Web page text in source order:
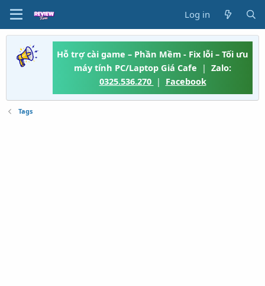
Log in
Hỗ trợ cài game – Phần Mềm - Fix lỗi – Tối ưu
máy tính PC/Laptop Giá Cafe | Zalo:
0325.536.270 | Facebook
Tags